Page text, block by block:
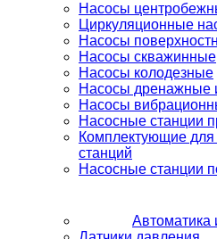
Насосы
Циркуляционные
Насосы
Насосы скважинные
Насосы колодезные
Насосы дренажные
Насосы
Насосные станции
Комплектующие
станций
Насосные станции